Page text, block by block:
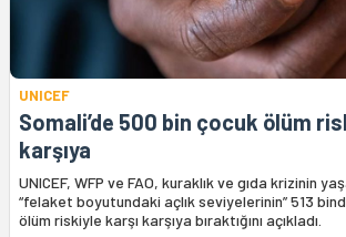
UNICEF
Somali’de 500 bin çocuk ölüm
karşıya
UNICEF, WFP ve FAO, kuraklık ve gıda krizinin
“felaket boyutundaki açlık seviyelerinin” 513
ölüm riskiyle karşı karşıya bıraktığını açıkladı.